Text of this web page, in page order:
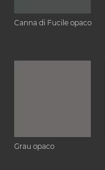
Canna di Fucile opaco
Grau opaco